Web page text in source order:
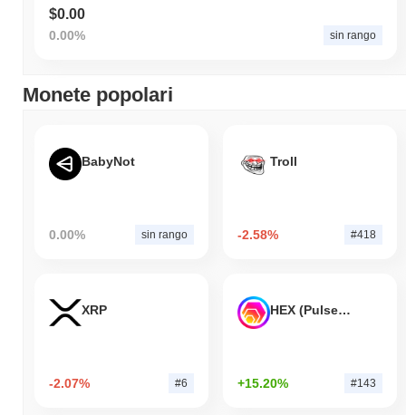
$0.00
0.00% sin rango
Monete popolari
BabyNot
0.00% sin rango
Troll
-2.58% #418
XRP
-2.07% #6
HEX (Pulsechain)
+15.20% #143